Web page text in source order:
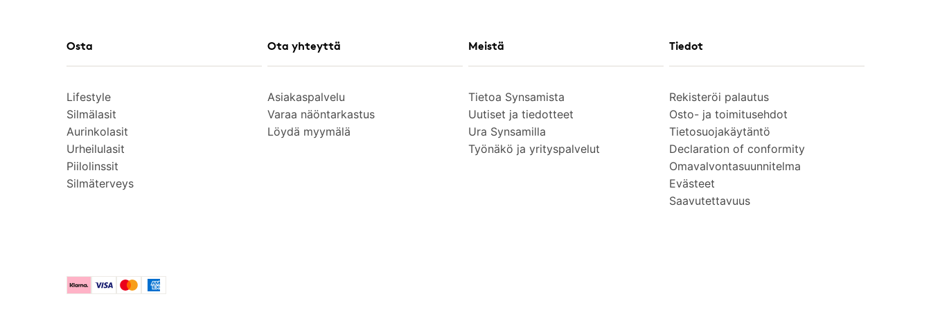
Osta
Lifestyle
Silmälasit
Aurinkolasit
Urheilulasit
Piilolinssit
Silmäterveys
Ota yhteyttä
Asiakaspalvelu
Varaa näöntarkastus
Löydä myymälä
Meistä
Tietoa Synsamista
Uutiset ja tiedotteet
Ura Synsamilla
Työnäkö ja yrityspalvelut
Tiedot
Rekisteröi palautus
Osto- ja toimitusehdot
Tietosuojakäytäntö
Declaration of conformity
Omavalvontasuunnitelma
Evästeet
Saavutettavuus
KlarnaVisa MastercardAmerican Express